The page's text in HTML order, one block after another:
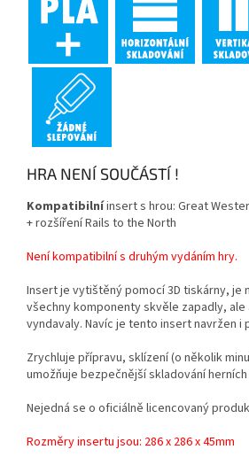
HRA NENÍ SOUČÁSTÍ !
Kompatibilníinsert s hrou: Great
+ rozšíření Rails to the North
Není kompatibilní s druhým vydáním hry.
Insert je vytištěný pomocí 3D tiskárny, je
všechny komponenty skvěle zapadly,
vyndavaly. Navíc je tento insert navržen i
Zrychluje přípravu, sklízení (o několik
umožňuje bezpečnější skladování
Nejedná se o oficiálně licencovaný
Rozměry insertu jsou: 286 x 286 x 45mm